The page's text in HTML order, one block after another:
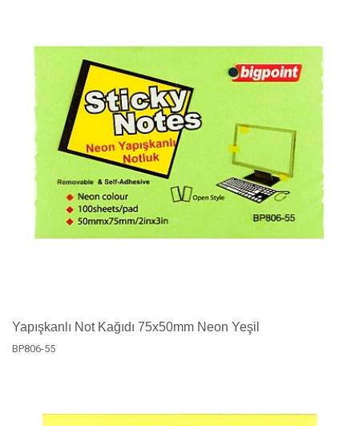
Yapışkanlı Not Kağıdı 75x50mm Neon Yeşil
BP806-55